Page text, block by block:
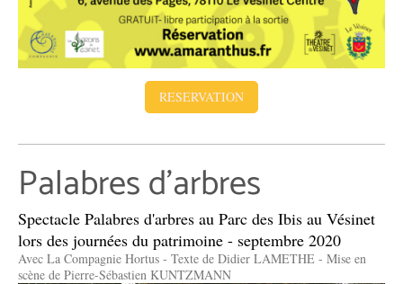
RESERVATION
Palabres d'arbres
Spectacle Palabres d'arbres au Parc des Ibis au Vésinet
lors des journées du patrimoine - septembre 2020
Avec La Compagnie Hortus - Texte de Didier LAMETHE - Mise en
scène de Pierre-Sébastien KUNTZMANN